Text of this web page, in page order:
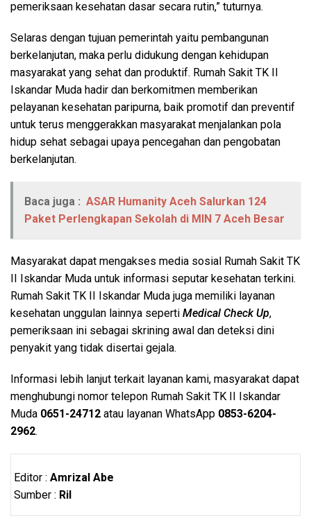
pemeriksaan kesehatan dasar secara rutin,” tuturnya.
Selaras dengan tujuan pemerintah yaitu pembangunan
berkelanjutan, maka perlu didukung dengan kehidupan
masyarakat yang sehat dan produktif. Rumah Sakit TK II
Iskandar Muda hadir dan berkomitmen memberikan
pelayanan kesehatan paripurna, baik promotif dan preventif
untuk terus menggerakkan masyarakat menjalankan pola
hidup sehat sebagai upaya pencegahan dan pengobatan
berkelanjutan.
Baca juga : ASAR Humanity Aceh Salurkan 124
Paket Perlengkapan Sekolah di MIN 7 Aceh Besar
Masyarakat dapat mengakses media sosial Rumah Sakit TK
II Iskandar Muda untuk informasi seputar kesehatan terkini.
Rumah Sakit TK II Iskandar Muda juga memiliki layanan
kesehatan unggulan lainnya seperti Medical Check Up,
pemeriksaan ini sebagai skrining awal dan deteksi dini
penyakit yang tidak disertai gejala.
Informasi lebih lanjut terkait layanan kami, masyarakat dapat
menghubungi nomor telepon Rumah Sakit TK II Iskandar
Muda 0651-24712 atau layanan WhatsApp 0853-6204-
2962.
Editor : Amrizal Abe
Sumber : Ril